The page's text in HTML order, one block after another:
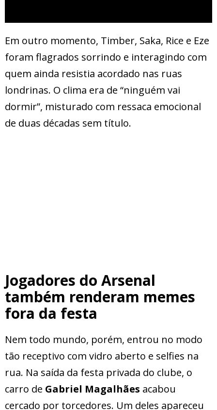
Em outro momento, Timber, Saka, Rice e Eze
foram flagrados sorrindo e interagindo com
quem ainda resistia acordado nas ruas
londrinas. O clima era de “ninguém vai
dormir”, misturado com ressaca emocional
de duas décadas sem título.
Jogadores do Arsenal
também renderam memes
fora da festa
Nem todo mundo, porém, entrou no modo
tão receptivo com vidro aberto e selfies na
rua. Na saída da festa privada do clube, o
carro de Gabriel Magalhães acabou
cercado por torcedores. Um deles apareceu